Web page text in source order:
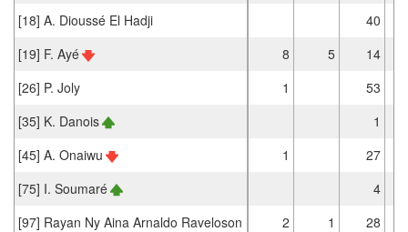
[18] A. Dioussé El Hadji
40
[19] F. Ayé
8 5
14
[26] P. Joly
1
53
[35] K. Danois
1
[45] A. Onaiwu
1
27
[75] I. Soumaré
4
[97] Rayan Ny Aina Arnaldo Raveloson
2 1 28